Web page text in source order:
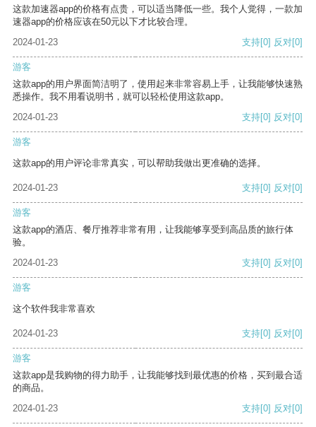
这款加速器app的价格有点贵，可以适当降低一些。我个人觉得，一款加
速器app的价格应该在50元以下才比较合理。
2024-01-23
支持[0] 反对[0]
游客
这款app的用户界面简洁明了，使用起来非常容易上手，让我能够快速熟
悉操作。我不用看说明书，就可以轻松使用这款app。
2024-01-23
支持[0] 反对[0]
游客
这款app的用户评论非常真实，可以帮助我做出更准确的选择。
2024-01-23 支持[0] 反对[0]
游客
这款app的酒店、餐厅推荐非常有用，让我能够享受到高品质的旅行体
验。
2024-01-23
支持[0] 反对[0]
游客
这个软件我非常喜欢
2024-01-23 支持[0] 反对[0]
游客
这款app是我购物的得力助手，让我能够找到最优惠的价格，买到最合适
的商品。
2024-01-23
支持[0] 反对[0]